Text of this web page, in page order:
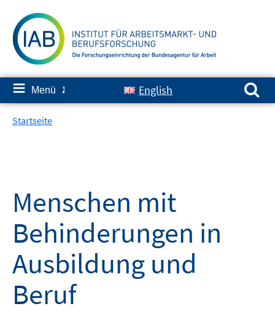
zum
Inhalt
≡ Menü ✘ English
Suchen nach:
Startseite
Menschen mit
Behinderungen in
Ausbildung und
Beruf